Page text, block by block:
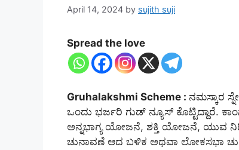
April 14, 2024 by sujith suji
Spread the love
Gruhalakshmi Scheme : ನಮಸ್ಕಾರ
ಒಂದು ಭರ್ಜರಿ ಗುಡ್ ನ್ಯೂಸ್ ಕೊಟ್ಟಿದ್ದಾರೆ.
ಅನ್ನಭಾಗ್ಯ ಯೋಜನೆ, ಶಕ್ತಿ ಯೋಜನೆ, ಯುವ
ಚುನಾವಣೆ ಆದ ಬಳಿಕ ಅಥವಾ ಲೋಕಸಭಾ